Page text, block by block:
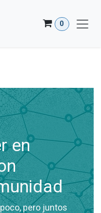
0
en
pero juntos